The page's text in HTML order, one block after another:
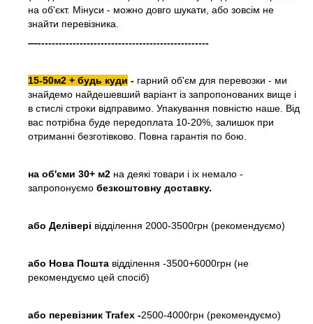
на об'єкт. Мінуси - можно довго шукати, або зовсім не
знайти перевізника.
—-------------------------------------------------
15-50м2 + будь куди - гарний об'єм для перевозки - ми
знайдемо найдешевший варіант із запропонованих вище і
в стислі строки відправимо. Упакування повністю наше. Від
вас потрібна буде передоплата 10-20%, залишок при
отриманні безготівково. Повна гарантія по бою.
на об'єми 30+ м2 на деякі товари і іх немало -
запропонуємо безкоштовну доставку.
або Делівері відділення 2000-3500грн (рекомендуємо)
або Нова Пошта відділення -3500+6000грн (не
рекомендуємо цей спосіб)
або перевізник Trafex -2500-4000грн (рекомендуємо)